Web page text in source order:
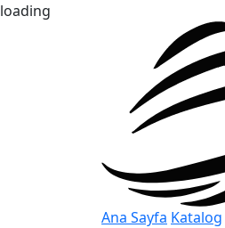
loading
Ana Sayfa Katalog